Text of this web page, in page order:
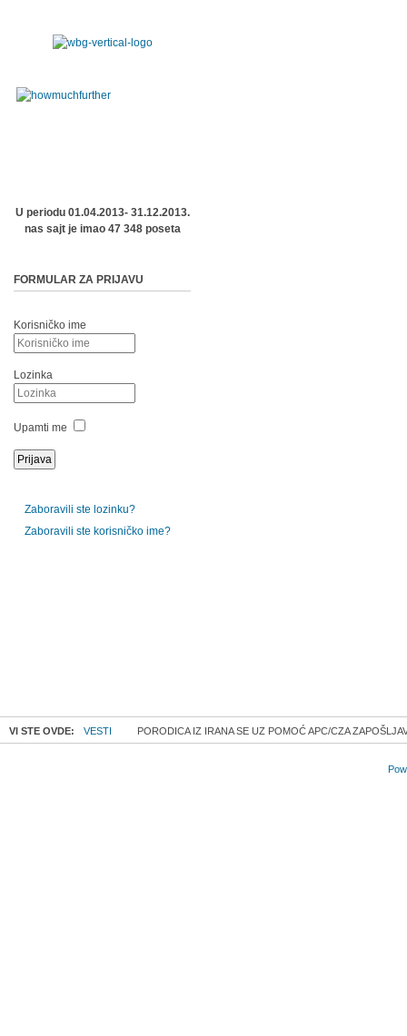
U periodu 01.04.2013- 31.12.2013.
nas sajt je imao 47 348 poseta
FORMULAR ZA PRIJAVU
Korisničko ime
Lozinka
Upamti me
Zaboravili ste lozinku?
Zaboravili ste korisničko ime?
VI STE OVDE: VESTI PORODICA IZ IRANA SE UZ POMOĆ APC/CZA